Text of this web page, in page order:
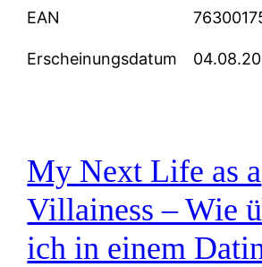
EAN
Erscheinungsdatum
My Next Life as a
Villainess – Wie
ich in einem